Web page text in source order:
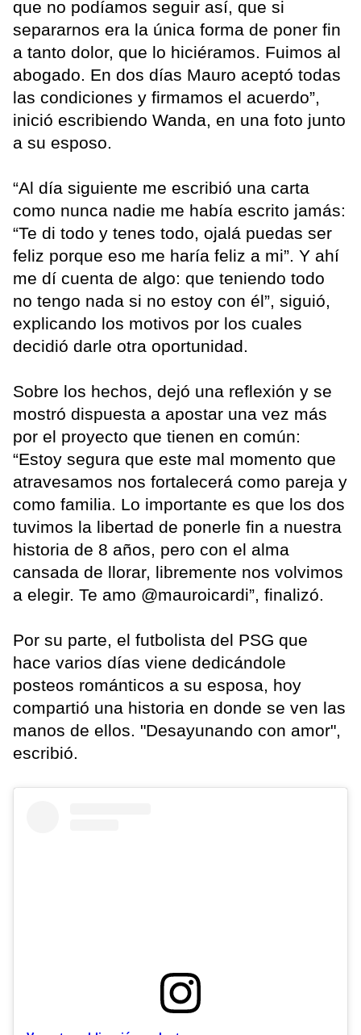
que no podíamos seguir así, que si
separarnos era la única forma de poner fin
a tanto dolor, que lo hiciéramos. Fuimos al
abogado. En dos días Mauro aceptó todas
las condiciones y firmamos el acuerdo”,
inició escribiendo Wanda, en una foto junto
a su esposo.
“Al día siguiente me escribió una carta
como nunca nadie me había escrito jamás:
“Te di todo y tenes todo, ojalá puedas ser
feliz porque eso me haría feliz a mi”. Y ahí
me dí cuenta de algo: que teniendo todo
no tengo nada si no estoy con él”, siguió,
explicando los motivos por los cuales
decidió darle otra oportunidad.
Sobre los hechos, dejó una reflexión y se
mostró dispuesta a apostar una vez más
por el proyecto que tienen en común:
“Estoy segura que este mal momento que
atravesamos nos fortalecerá como pareja y
como familia. Lo importante es que los dos
tuvimos la libertad de ponerle fin a nuestra
historia de 8 años, pero con el alma
cansada de llorar, libremente nos volvimos
a elegir. Te amo @mauroicardi”, finalizó.
Por su parte, el futbolista del PSG que
hace varios días viene dedicándole
posteos románticos a su esposa, hoy
compartió una historia en donde se ven las
manos de ellos. "Desayunando con amor",
escribió.